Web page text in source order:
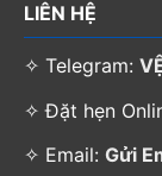
LIÊN HỆ
✧ Telegram:
✧ Đặt hẹn
✧ Email: Gửi